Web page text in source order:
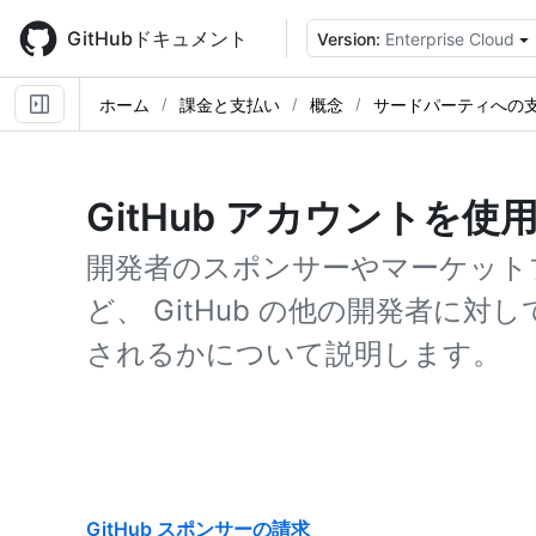
main
content
GitHubドキュメント Version: Enterprise Cloud
ホーム 課金と支払い 概念 サードパーティへの
GitHub アカウントを使
開発者のスポンサーやマーケッ
ど、 GitHub の他の開発者に対
されるかについて説明します。
GitHub スポンサーの請求